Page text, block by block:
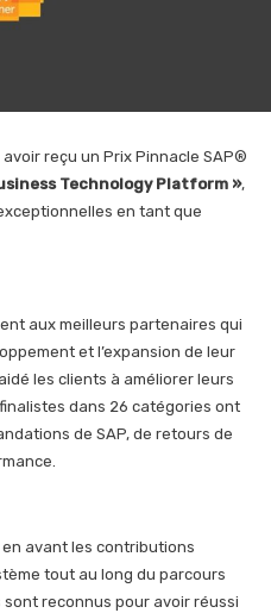
reçu un Prix Pinnacle SAP®
Technology Platform »,
en tant que
aux meilleurs partenaires qui
et l’expansion de leur
les clients à améliorer leurs
dans 26 catégories ont
de SAP, de retours de
avant les contributions
tout au long du parcours
reconnus pour avoir réussi